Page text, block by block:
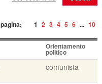
pagina: 1 2 3 4 5 6 ... 10
Orientamento
politico
comunista